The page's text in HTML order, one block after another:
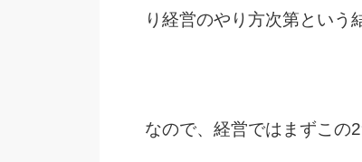
り経営のやり方次第という
なので、経営ではまずこの